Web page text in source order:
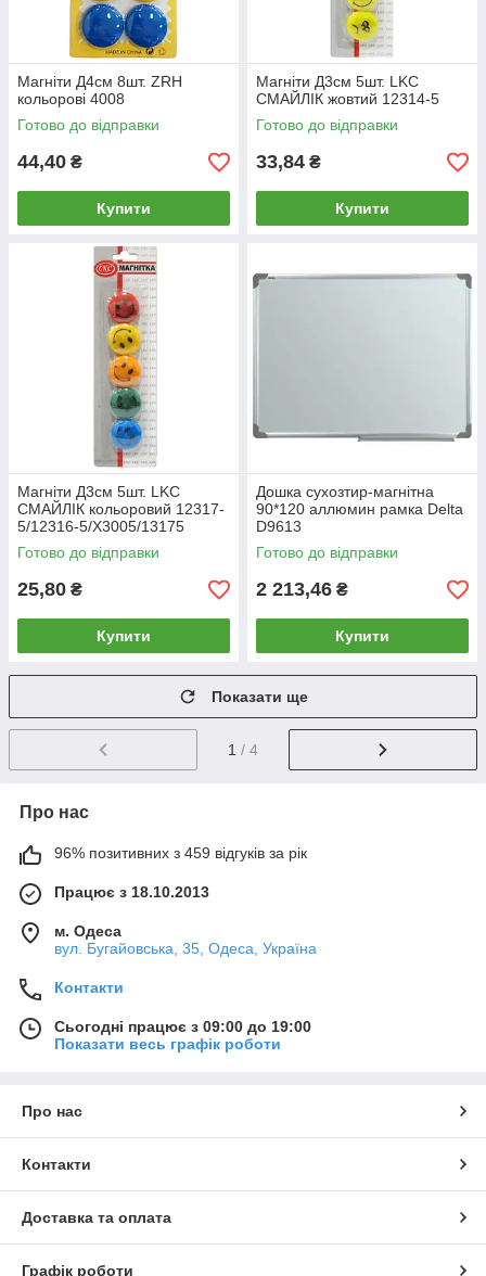
Магніти Д4см 8шт. ZRH
кольорові 4008
Готово до відправки
44,40 ₴
Купити
Магніти Д3см 5шт. LKC
СМАЙЛІК жовтий 12314-5
Готово до відправки
33,84 ₴
Купити
Магніти Д3см 5шт. LKC
СМАЙЛІК кольоровий 12317-
5/12316-5/Х3005/13175
Готово до відправки
25,80 ₴
Купити
Дошка сухозтир-магнітна
90*120 аллюмин рамка Delta
D9613
Готово до відправки
2 213,46 ₴
Купити
Показати ще
1 / 4
Про нас
96% позитивних з 459 відгуків за рік
Працює з 18.10.2013
м. Одеса
вул. Бугайовська, 35, Одеса, Україна
Контакти
Сьогодні працює з 09:00 до 19:00
Показати весь графік роботи
Про нас
Контакти
Доставка та оплата
Графік роботи